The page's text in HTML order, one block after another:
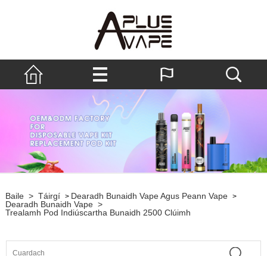
Baile > Táirgí > Dearadh Bunaidh Vape Agus Peann Vape >
Dearadh Bunaidh Vape >
Trealamh Pod Indiúscartha Bunaidh 2500 Clúimh